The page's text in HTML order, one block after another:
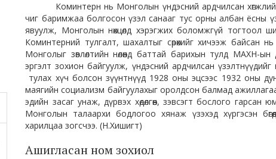
Коминтерн нь Монголын үндэсний ардчилсан
чиг баримжаа болгосон үзэл санааг тус орны албан ёсны
явуулж, Монголын нөхцөлд хэрэгжих боломжгүй тогтоол
Коминтерний тулгалт, шахалтыг сөрөхийг хичээж байсан
Монголыг зөвлөлтийн нөлөөнд баттай барихын тулд МАХН-ын
эргэлт зохион байгуулж, үндэсний ардчилсан
тулах хүч болсон зүүнтнүүд 1928 оны эцсээс 1932 оны
маягийн социализм байгуулахыг оролдсон балмад
эдийн засаг унаж, дүрвэх хөдөлгөөн, зэвсэгт бослого
Монголын талаархи бодлогоо хянаж үзэхэд хүргэсэн
харилцаа зогсчээ. (Н.Хишигт)
Ашигласан ном зохиол